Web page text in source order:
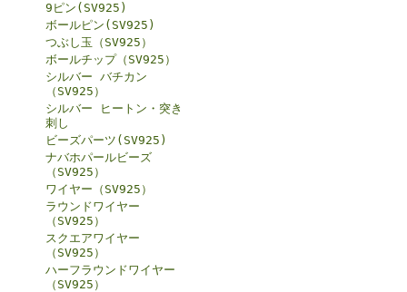
9ピン(SV925)
ボールピン(SV925)
つぶし玉（SV925）
ボールチップ（SV925）
シルバー バチカン
（SV925）
シルバー ヒートン・突き
刺し
ビーズパーツ(SV925)
ナバホパールビーズ
（SV925）
ワイヤー（SV925）
ラウンドワイヤー
（SV925）
スクエアワイヤー
（SV925）
ハーフラウンドワイヤー
（SV925）